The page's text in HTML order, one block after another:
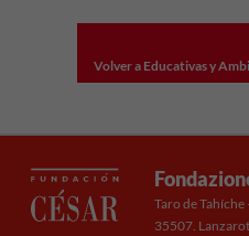
Volver a Educativas y
Taro de Tahíche
35507.